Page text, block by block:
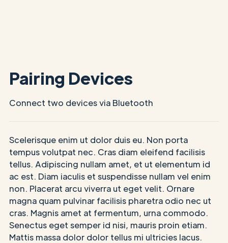
Pairing Devices
Connect two devices via Bluetooth
Scelerisque enim ut dolor duis eu. Non porta
tempus volutpat nec. Cras diam eleifend facilisis
tellus. Adipiscing nullam amet, et ut elementum id
ac est. Diam iaculis et suspendisse nullam vel enim
non. Placerat arcu viverra ut eget velit. Ornare
magna quam pulvinar facilisis pharetra odio nec ut
cras. Magnis amet at fermentum, urna commodo.
Senectus eget semper id nisi, mauris proin etiam.
Mattis massa dolor dolor tellus mi ultricies lacus.